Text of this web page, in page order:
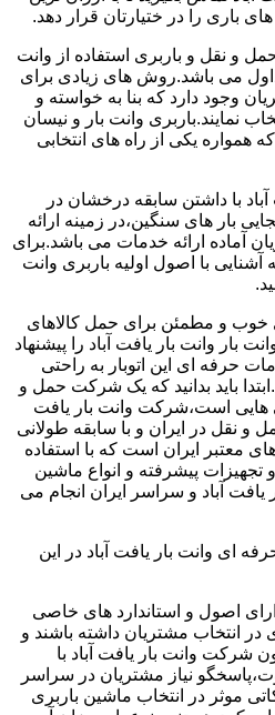
باری را در ختیارتان قرار دهد.
و نقل و باربری استفاده از وانت
می باشد.روش های زیادی برای
وجود دارد که بنا به خواسته و
نمایند.باربری وانت بار و نیسان
همواره یکی از راه های انتخابی
با داشتن سابقه درخشان در
بار های سنگین،در زمینه ارائه
آماده ارائه خدمات می باشد.برای
با اصول اولیه باربری وانت
خوب و مطمئن برای حمل کالاهای
بار وانت بار یافت آباد را پیشنهاد
حرفه ای این اتوبار به راحتی
باید بدانید که یک شرکت حمل و
هایی است،شرکت وانت بار یافت
و نقل در ایران و با سابقه طولانی
معتبر ایران است که با استفاده
تجهیزات پیشرفته و انواع ماشین
آباد و سراسر ایران انجام می
ای وانت بار یافت آباد در این
اصول و استاندارد های خاصی
انتخاب مشتریان داشته باشند و
شرکت وانت بار یافت آباد با
نیاز مشتریان در سراسر
موثر در انتخاب ماشین باربری